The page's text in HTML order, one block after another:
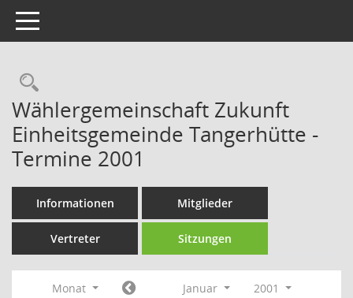
Toggle navigation
Rechercheauswahl
Wählergemeinschaft Zukunft
Einheitsgemeinde Tangerhütte -
Termine 2001
Informationen Mitglieder
Vertreter Sitzungen
Monat Januar
2001